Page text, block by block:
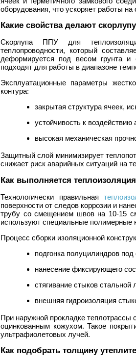
оборудования, что ускоряет работы на
Какие свойства делают
Скорлупа ППУ для
теплопроводности, который
деформируется под весом грунта и
подходят для работы в диапазоне
Эксплуатационные параметры
контура:
закрытая структура ячеек,
устойчивость к
высокая механическая
Защитный слой минимизирует
снижает риск аварийных ситуаций на
Как выполняется
Технологически правильная
поверхности от следов коррозии и
трубу со смещением швов на 10-15
используют специальные полимерные
Процесс сборки изоляционной
подгонка полуцилиндров
нанесение фиксирующего
стягивание стыков стальной
внешняя гидроизоляция
При наружной прокладке теплотрассы
оцинкованным кожухом. Такое
ультрафиолетовых лучей.
Как подобрать толщину